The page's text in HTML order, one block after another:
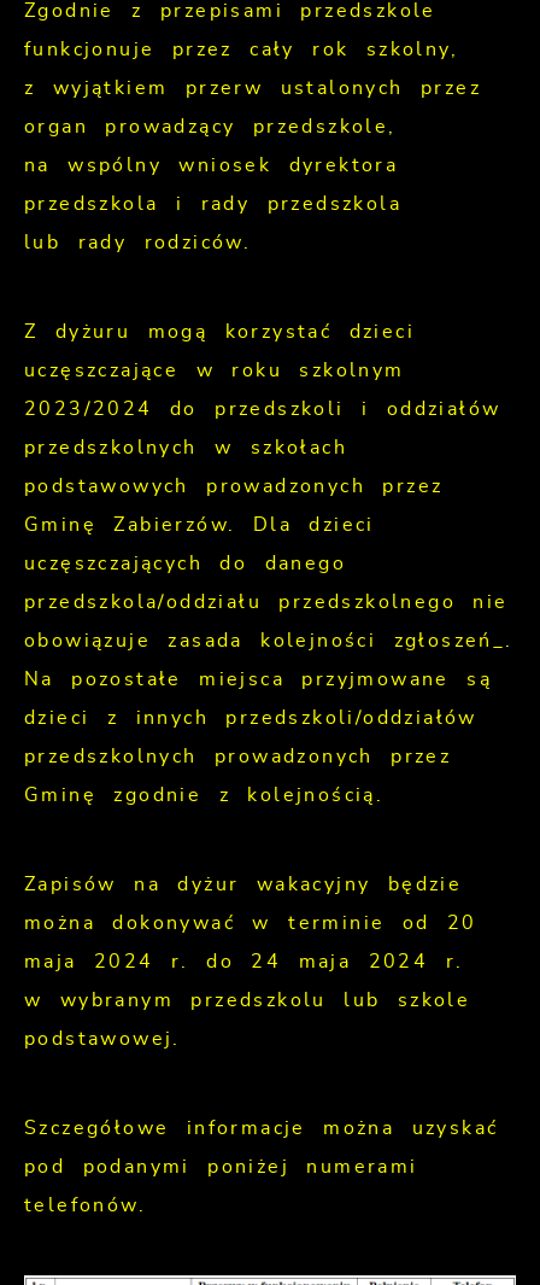
Zgodnie z przepisami przedszkole
funkcjonuje przez cały rok szkolny,
z wyjątkiem przerw ustalonych przez
organ prowadzący przedszkole,
na wspólny wniosek dyrektora
przedszkola i rady przedszkola
lub rady rodziców.
Z dyżuru mogą korzystać dzieci
uczęszczające w roku szkolnym
2023/2024 do przedszkoli i oddziałów
przedszkolnych w szkołach
podstawowych prowadzonych przez
Gminę Zabierzów. Dla dzieci
uczęszczających do danego
przedszkola/oddziału przedszkolnego nie
obowiązuje zasada kolejności zgłoszeń_.
Na pozostałe miejsca przyjmowane są
dzieci z innych przedszkoli/oddziałów
przedszkolnych prowadzonych przez
Gminę zgodnie z kolejnością.
Zapisów na dyżur wakacyjny będzie
można dokonywać w terminie od 20
maja 2024 r. do 24 maja 2024 r.
w wybranym przedszkolu lub szkole
podstawowej.
Szczegółowe informacje można uzyskać
pod podanymi poniżej numerami
telefonów.